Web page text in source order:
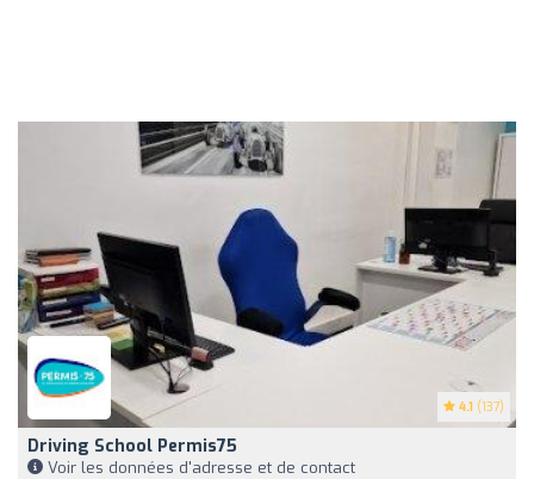
4.1 (137)
Driving School Permis75
Voir les données d'adresse et de contact